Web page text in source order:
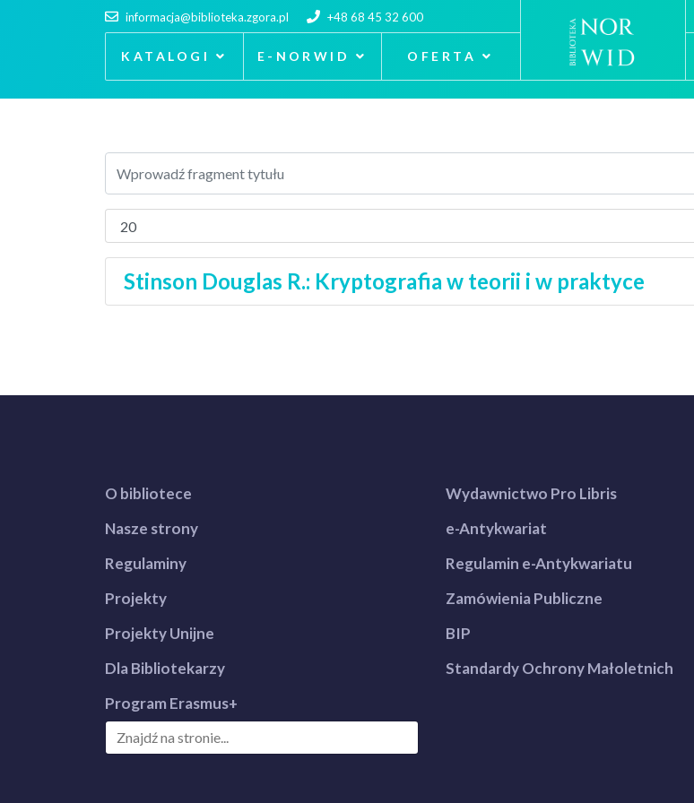
informacja@biblioteka.zgora.pl +48 68 45 32 600
KATALOGI E-NORWID OFERTA
Stinson Douglas R.: Kryptografia w teorii i w praktyce
O bibliotece
Nasze strony
Regulaminy
Projekty
Projekty Unijne
Dla Bibliotekarzy
Program Erasmus+
Wydawnictwo Pro Libris
e-Antykwariat
Regulamin e-Antykwariatu
Zamówienia Publiczne
BIP
Standardy Ochrony Małoletnich